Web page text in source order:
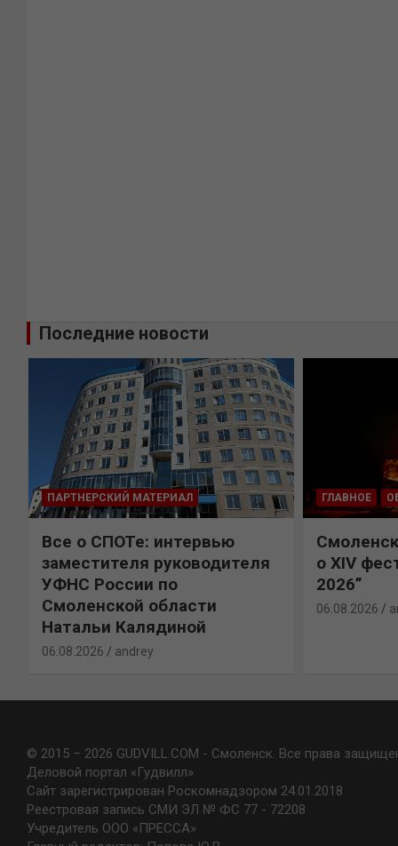
Последние новости
ПАРТНЕРСКИЙ МАТЕРИАЛ
Все о СПОТе: интервью
заместителя руководителя
УФНС России по
Смоленской области
Натальи Калядиной
06.08.2026 andrey
ГЛАВНОЕ
о XIV
2026”
06.08.2026
© 2015 – 2026 GUDVILL.COM - Смоленск. Все права
Деловой портал «Гудвилл»
Сайт зарегистрирован Роскомнадзором 24.01.2018
Реестровая запись СМИ ЭЛ № ФС 77 - 72208
Учредитель ООО «ПРЕССА»